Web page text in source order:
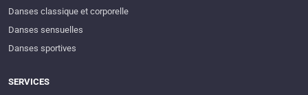
Danses classique et corporelle
Danses sensuelles
Danses sportives
SERVICES